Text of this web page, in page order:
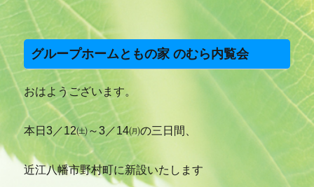
グループホームともの家 のむら内覧会
おはようございます。
本日3／12㈯～3／14㈪の三日間、
近江八幡市野村町に新設いたします